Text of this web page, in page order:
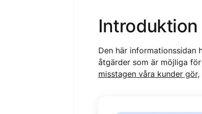
Introduktion
Den här
åtgärder som är möjliga
misstagen våra kunder gör,